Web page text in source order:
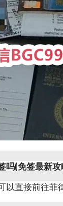
吗(免签最新
以直接前往